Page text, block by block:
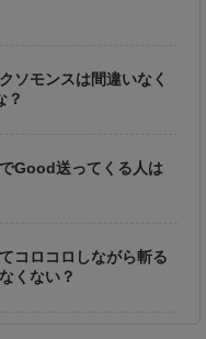
ソモンスは間違いなく
？
Good送ってくる人は
コロコロしながら斬る
くない？